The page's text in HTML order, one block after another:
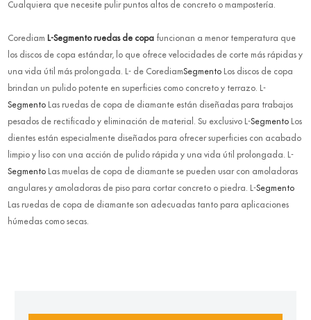
Cualquiera que necesite pulir puntos altos de concreto o mampostería.
Corediam L-Segmentoruedas de copa funcionan a menor temperatura que
los discos de copa estándar, lo que ofrece velocidades de corte más rápidas y
una vida útil más prolongada. L- de CorediamSegmento Los discos de copa
brindan un pulido potente en superficies como concreto y terrazo. L-
Segmento Las ruedas de copa de diamante están diseñadas para trabajos
pesados de rectificado y eliminación de material. Su exclusivo L-Segmento Los
dientes están especialmente diseñados para ofrecer superficies con acabado
limpio y liso con una acción de pulido rápida y una vida útil prolongada. L-
Segmento Las muelas de copa de diamante se pueden usar con amoladoras
angulares y amoladoras de piso para cortar concreto o piedra. L-Segmento
Las ruedas de copa de diamante son adecuadas tanto para aplicaciones
húmedas como secas.